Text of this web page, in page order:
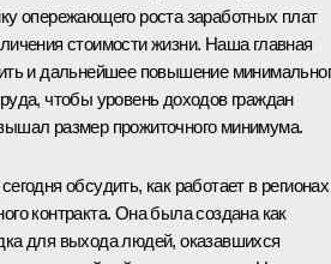
опережающего роста заработных плат
стоимости жизни. Наша главная
и дальнейшее повышение
чтобы уровень доходов граждан
размер прожиточного минимума.
обсудить, как работает в регионах
контракта. Она была создана как
для выхода людей, оказавшихся